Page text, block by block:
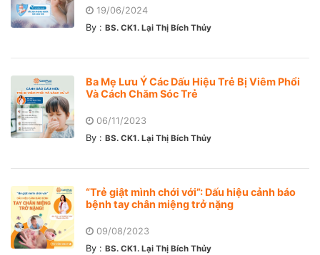
19/06/2024
By : BS. CK1. Lại Thị Bích Thủy
Ba Mẹ Lưu Ý Các Dấu Hiệu Trẻ Bị Viêm Phổi
Và Cách Chăm Sóc Trẻ
06/11/2023
By : BS. CK1. Lại Thị Bích Thủy
“Trẻ giật mình chới với”: Dấu hiệu cảnh báo
bệnh tay chân miệng trở nặng
09/08/2023
By : BS. CK1. Lại Thị Bích Thủy